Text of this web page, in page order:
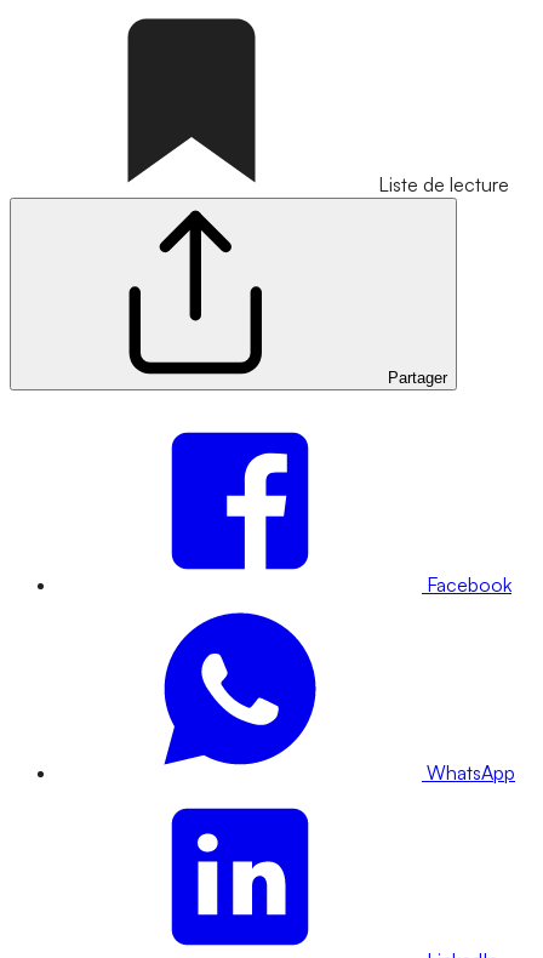
Liste de lecture
Partager
Facebook
WhatsApp